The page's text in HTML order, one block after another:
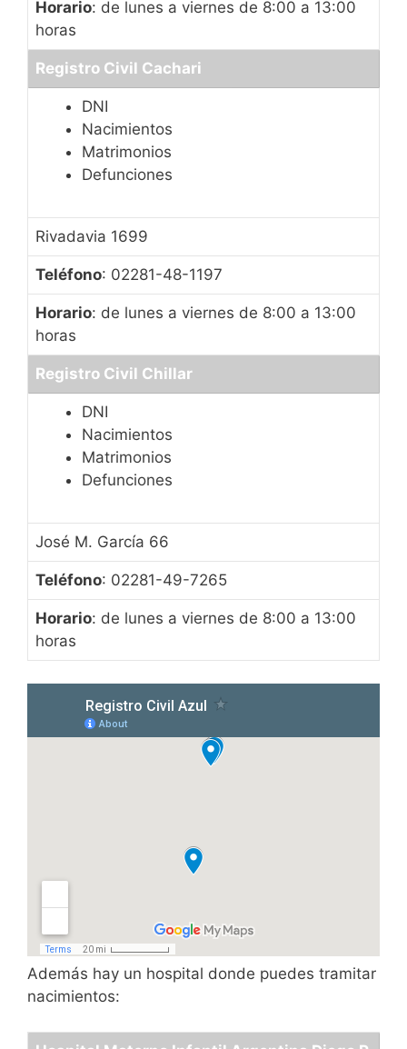
Horario: de lunes a viernes de 8:00 a 13:00
horas
Registro Civil Cachari
DNI
Nacimientos
Matrimonios
Defunciones
Rivadavia 1699
Teléfono: 02281-48-1197
Horario: de lunes a viernes de 8:00 a 13:00
horas
Registro Civil Chillar
DNI
Nacimientos
Matrimonios
Defunciones
José M. García 66
Teléfono: 02281-49-7265
Horario: de lunes a viernes de 8:00 a 13:00
horas
Además hay un hospital donde puedes tramitar
nacimientos: